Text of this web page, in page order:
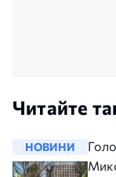
Читайте
НОВИНИ